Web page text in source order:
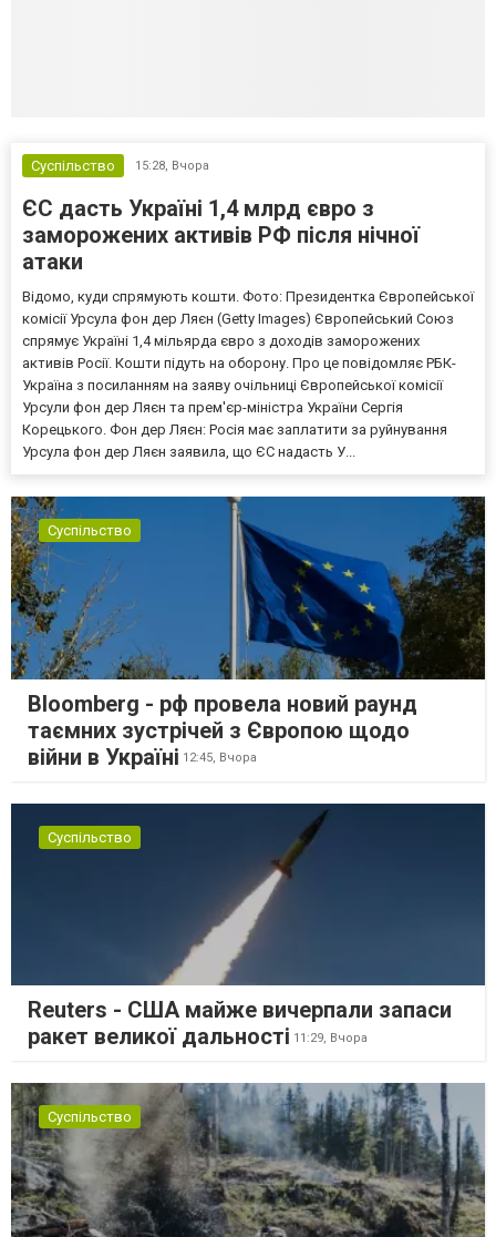
Суспільство 15:28, Вчора
ЄС дасть Україні 1,4 млрд євро з
заморожених активів РФ після нічної
атаки
Відомо, куди спрямують кошти. Фото: Президентка Європейської
комісії Урсула фон дер Ляєн (Getty Images) Європейський Союз
спрямує Україні 1,4 мільярда євро з доходів заморожених
активів Росії. Кошти підуть на оборону. Про це повідомляє РБК-
Україна з посиланням на заяву очільниці Європейської комісії
Урсули фон дер Ляєн та прем'єр-міністра України Сергія
Корецького. Фон дер Ляєн: Росія має заплатити за руйнування
Урсула фон дер Ляєн заявила, що ЄС надасть У...
Суспільство
Bloomberg - рф провела новий раунд
таємних зустрічей з Європою щодо
війни в Україні 12:45, Вчора
Суспільство
Reuters - США майже вичерпали запаси
ракет великої дальності 11:29, Вчора
Суспільство